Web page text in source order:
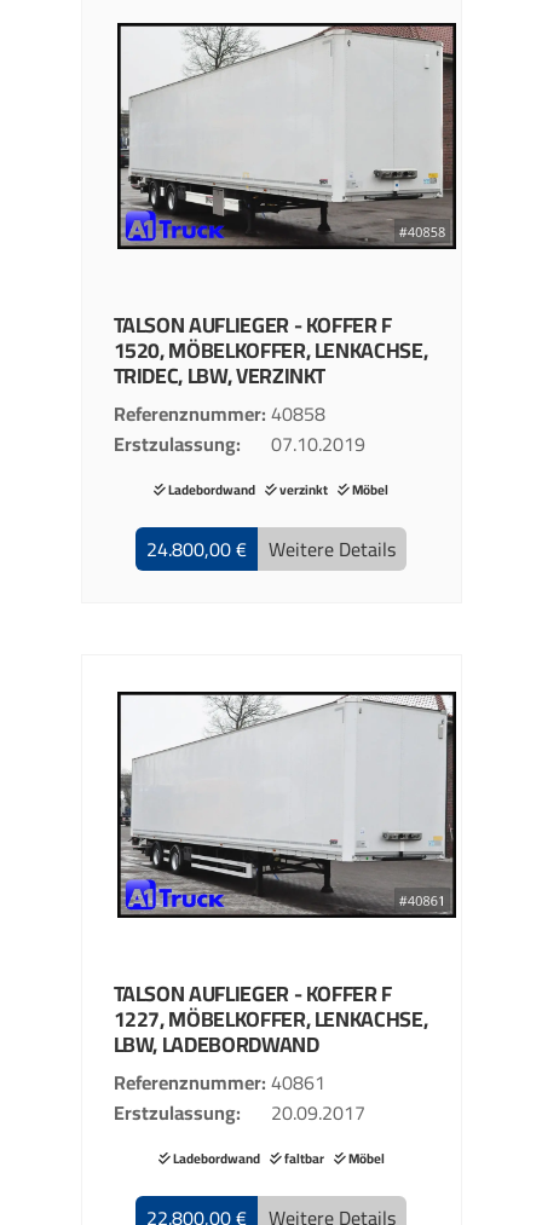
TALSONAUFLIEGER - KOFFERF
1520, MÖBELKOFFER, LENKACHSE,
TRIDEC, LBW, VERZINKT
Referenznummer 40858
Erstzulassung
07.10.2019
Ladebordwand verzinkt Möbel
24.800,00 € Weitere Details
TALSONAUFLIEGER - KOFFERF
1227, MÖBELKOFFER, LENKACHSE,
LBW, LADEBORDWAND
Referenznummer 40861
Erstzulassung
20.09.2017
Ladebordwand faltbar Möbel